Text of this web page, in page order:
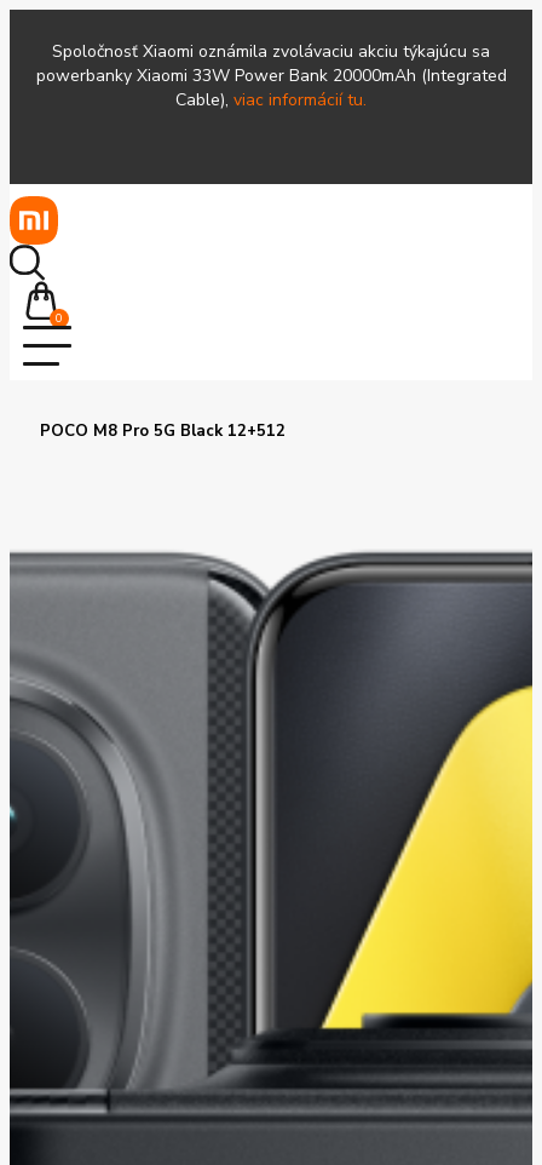
Spoločnosť Xiaomi oznámila zvolávaciu akciu týkajúcu sa
powerbanky Xiaomi 33W Power Bank 20000mAh (Integrated
Cable), viac informácií tu.
0
POCO M8 Pro 5G Black 12+512